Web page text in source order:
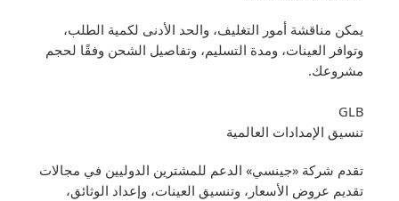
يمكن مناقشة أمور التغليف، والحد الأدنى لكمية الطلب،
وتوافر العينات، ومدة التسليم، وتفاصيل الشحن وفقًا لحجم
مشروعك.
GLB
تنسيق الإمدادات العالمية
تقدم شركة «جينسي» الدعم للمشترين الدوليين في مجالات
تقديم عروض الأسعار، وتنسيق العينات، وإعداد الوثائق،